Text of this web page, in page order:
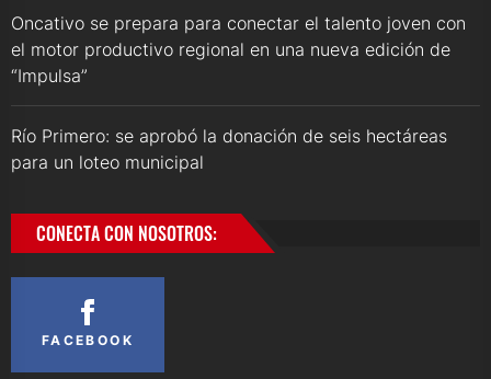
Oncativo se prepara para conectar el talento joven con
el motor productivo regional en una nueva edición de
“Impulsa”
Río Primero: se aprobó la donación de seis hectáreas
para un loteo municipal
CONECTA CON NOSOTROS:
FACEBOOK